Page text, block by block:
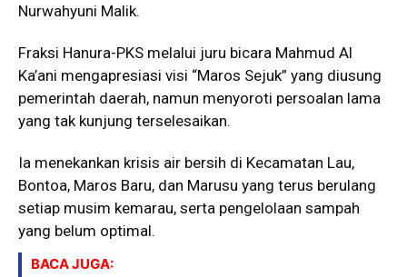
Nurwahyuni Malik.
Fraksi Hanura-PKS melalui juru bicara Mahmud Al
Ka’ani mengapresiasi visi “Maros Sejuk” yang diusung
pemerintah daerah, namun menyoroti persoalan lama
yang tak kunjung terselesaikan.
Ia menekankan krisis air bersih di Kecamatan Lau,
Bontoa, Maros Baru, dan Marusu yang terus berulang
setiap musim kemarau, serta pengelolaan sampah
yang belum optimal.
BACA JUGA: